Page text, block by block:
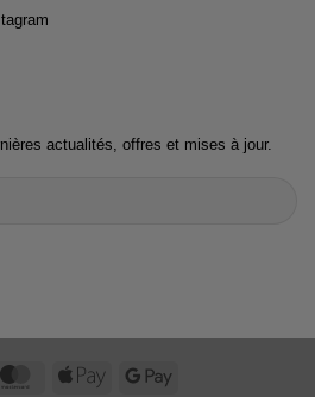
actualités, offres et mises à jour.
MasterCardApple
Google